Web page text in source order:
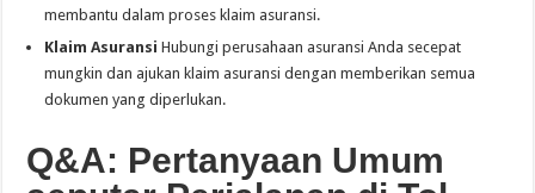
membantu dalam proses klaim asuransi.
Klaim Asuransi Hubungi perusahaan asuransi Anda secepat
mungkin dan ajukan klaim asuransi dengan memberikan semua
dokumen yang diperlukan.
Q&A: Pertanyaan Umum